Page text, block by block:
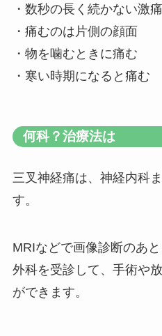
・数秒の長く続かない激痛
・痛むのは片側の顔面
・物を噛むときに痛む
・寒い時期になると痛む
何科？治療法は
三叉神経痛は、神経内科
す。
MRIなどで画像診断のあ
外科を受診して、手術や
ができます。